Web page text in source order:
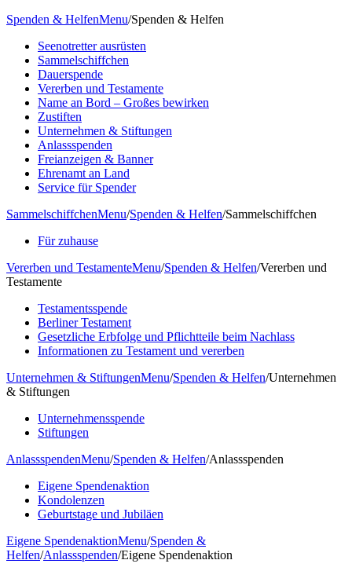
Spenden & HelfenMenu/Spenden & Helfen
Seenotretter ausrüsten
Sammelschiffchen
Dauerspende
Vererben und Testamente
Name an Bord – Großes bewirken
Zustiften
Unternehmen & Stiftungen
Anlassspenden
Freianzeigen & Banner
Ehrenamt an Land
Service für Spender
SammelschiffchenMenu/Spenden & Helfen/Sammelschiffchen
Für zuhause
Vererben und TestamenteMenu/Spenden & Helfen/Vererben und
Testamente
Testamentsspende
Berliner Testament
Gesetzliche Erbfolge und Pflichtteile beim Nachlass
Informationen zu Testament und vererben
Unternehmen & StiftungenMenu/Spenden & Helfen/Unternehmen
& Stiftungen
Unternehmensspende
Stiftungen
AnlassspendenMenu/Spenden & Helfen/Anlassspenden
Eigene Spendenaktion
Kondolenzen
Geburtstage und Jubiläen
Eigene SpendenaktionMenu/Spenden &
Helfen/Anlassspenden/Eigene Spendenaktion